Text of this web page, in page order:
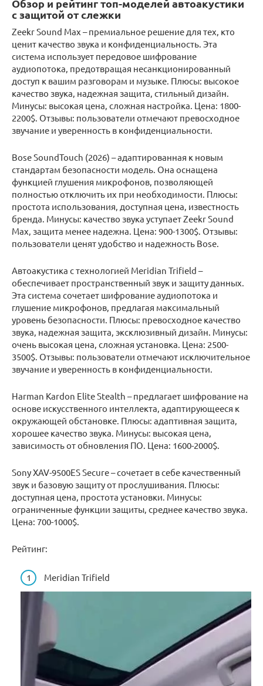
Обзор и рейтинг топ-моделей автоакустики
с защитой от слежки
Zeekr Sound Max – премиальное решение для тех, кто
ценит качество звука и конфиденциальность. Эта
система использует передовое шифрование
аудиопотока, предотвращая несанкционированный
доступ к вашим разговорам и музыке. Плюсы: высокое
качество звука, надежная защита, стильный дизайн.
Минусы: высокая цена, сложная настройка. Цена: 1800-
2200$. Отзывы: пользователи отмечают превосходное
звучание и уверенность в конфиденциальности.
Bose SoundTouch (2026) – адаптированная к новым
стандартам безопасности модель. Она оснащена
функцией глушения микрофонов, позволяющей
полностью отключить их при необходимости. Плюсы:
простота использования, доступная цена, известность
бренда. Минусы: качество звука уступает Zeekr Sound
Max, защита менее надежна. Цена: 900-1300$. Отзывы:
пользователи ценят удобство и надежность Bose.
Автоакустика с технологией Meridian Trifield –
обеспечивает пространственный звук и защиту данных.
Эта система сочетает шифрование аудиопотока и
глушение микрофонов, предлагая максимальный
уровень безопасности. Плюсы: превосходное качество
звука, надежная защита, эксклюзивный дизайн. Минусы:
очень высокая цена, сложная установка. Цена: 2500-
3500$. Отзывы: пользователи отмечают исключительное
звучание и уверенность в конфиденциальности.
Harman Kardon Elite Stealth – предлагает шифрование на
основе искусственного интеллекта, адаптирующееся к
окружающей обстановке. Плюсы: адаптивная защита,
хорошее качество звука. Минусы: высокая цена,
зависимость от обновления ПО. Цена: 1600-2000$.
Sony XAV-9500ES Secure – сочетает в себе качественный
звук и базовую защиту от прослушивания. Плюсы:
доступная цена, простота установки. Минусы:
ограниченные функции защиты, среднее качество звука.
Цена: 700-1000$.
Рейтинг:
Meridian Trifield